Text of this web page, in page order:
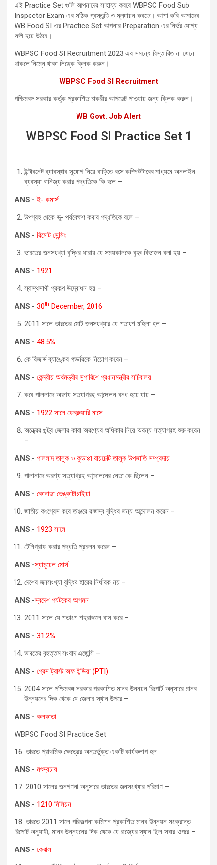
এই Practice Set গুলি আপনাদের সাহায্য করবে WBPSC Food Sub
Inspector Exam এর সঠিক প্রস্তুতি ও মূল্যায়ন করতে। আশা করি আমাদের
WB Food SI এর Practice Set আপনার Preparation এর নির্ভর যোগ্য
সঙ্গী হয়ে উঠবে।
WBPSC Food SI Recruitment 2023 এর সমন্ধে বিস্তারিত না জেনে
থাকলে নিম্নে থাকা লিঙ্কে ক্লিক করুন।
WBPSC Food SI Recruitment
পশ্চিমবঙ্গ সরকার কর্তৃক প্রকাশিত চাকরীর আপডেট পাওয়ায় জন্য ক্লিক করুন।
WB Govt. Job Alert
WBPSC Food SI Practice Set 1
ইন্টারনেট ব্যাবস্থার সুযোগ নিয়ে বাড়িতে বসে কম্পিউটারের মাধ্যমে অনলাইন
ব্যবস্যা বানিজ্য করার পদ্ধতিকে কি বলে –
ANS:- ই- কমার্স
উপগ্রহ থেকে ভূ- পর্যবেক্ষণ করার পদ্ধতিকে বলে –
ANS:- রিমোট সেন্সিং
ভারতের জনসংখ্যা বৃদ্ধির ধারায় যে সময়কালকে বৃহৎ বিভাজন বলা হয় –
ANS:- 1921
স্বাস্থসাথী প্রকল্প উদ্বোধন হয় –
ANS:- 30th December, 2016
2011 সালে ভারতের মোট জনসংখ্যার যে শতাংশ মহিলা হল –
ANS:- 48.5%
কে রিজার্ভ ব্যাঙ্কের গভর্নরকে নিয়োগ করেন –
ANS:- কেন্দ্রীয় অর্থমন্ত্রীর সুপারিশে প্রধানমন্ত্রীর সচিবালয়
কবে পাললাদে অরণ্য সত্যাগ্রহ আন্দোলন বন্ধ হয়ে যায় –
ANS:- 1922 সালে ফেব্রুয়ারি মাসে
অন্ধ্রের গুন্টূর জেলার কারা অরণ্যের অধিকার নিয়ে অরন্য সত্যাগ্রহ শুরু করেন
–
ANS:- পাললাদ তালুক ও কুডাপ্পা রায়চেটি তালুক উপজাতি সম্প্রদায়
পালানাদে অরণ্য সত্যাগ্রহ আন্দোলনের নেতা কে ছিলেন –
ANS:- কোনাডা ভেঙ্কাটাপ্পাইয়া
জাতীয় কংগ্রেস কবে তাঞ্জরে রাজস্ব বৃদ্ধির জন্য আন্দোলন করেন –
ANS:- 1923 সালে
টেলিগ্রাফ করার পদ্ধতি প্রচলন করেন –
ANS:-স্যামুয়েল মোর্স
দেশের জনসংখ্যা বৃদ্ধির হারের নির্ধারক নয় –
ANS:-স্বদেশ পর্যটকের আগমন
2011 সালে যে শতাংশ শহরাঞ্চলে বাস করে –
ANS:- 31.2%
ভারতের বৃহত্তম সংবাদ এজেন্সি –
ANS:- প্রেস ট্রাস্ট অফ ইন্ডিয়া (PTI)
2004 সালে পশ্চিমবঙ্গ সরকার প্রকাশিত মানব উন্নয়ন রিপোর্ট অনুসারে মানব
উন্নয়নের দিক থেকে যে জেলার স্থান উপরে –
ANS:- কলকাতা
WBPSC Food SI Practice Set
16. ভারতে প্রাথমিক ক্ষেত্রের অন্তর্ভুক্ত একটি কার্যকলাপ হল
ANS:- মৎস্যচাষ
17. 2010 সালের জনগণনা অনুসারে ভারতের জনসংখ্যার পরিমাণ –
ANS:- 1210 মিলিয়ন
18. ভারতে 2011 সালে পরিকল্পনা কমিশন প্রকাশিত মানব উন্নয়ন সংক্রান্ত
রিপোর্ট অনুযায়ী, মানব উন্নয়নের দিক থেকে যে রাজ্যের স্থান ছিল সবার ওপরে –
ANS:- কেরালা